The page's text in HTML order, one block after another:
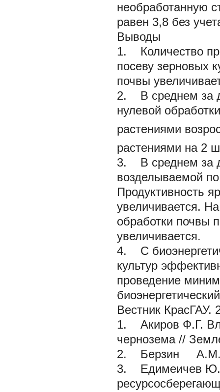
необработанную
равен 3,8 без
Выводы
1. Количество
посеву зерновых
почвы
2. В среднем за
нулевой
растениями
растениями на 2
3. В среднем за
возделываемой
Продуктивность
увеличивается.
обработки почвы
увеличивается.
4. С
культур
проведение
Вестник
1.
Акиров Ф.Г.
чернозема //
2.
Берзин
3.
Едимеичев